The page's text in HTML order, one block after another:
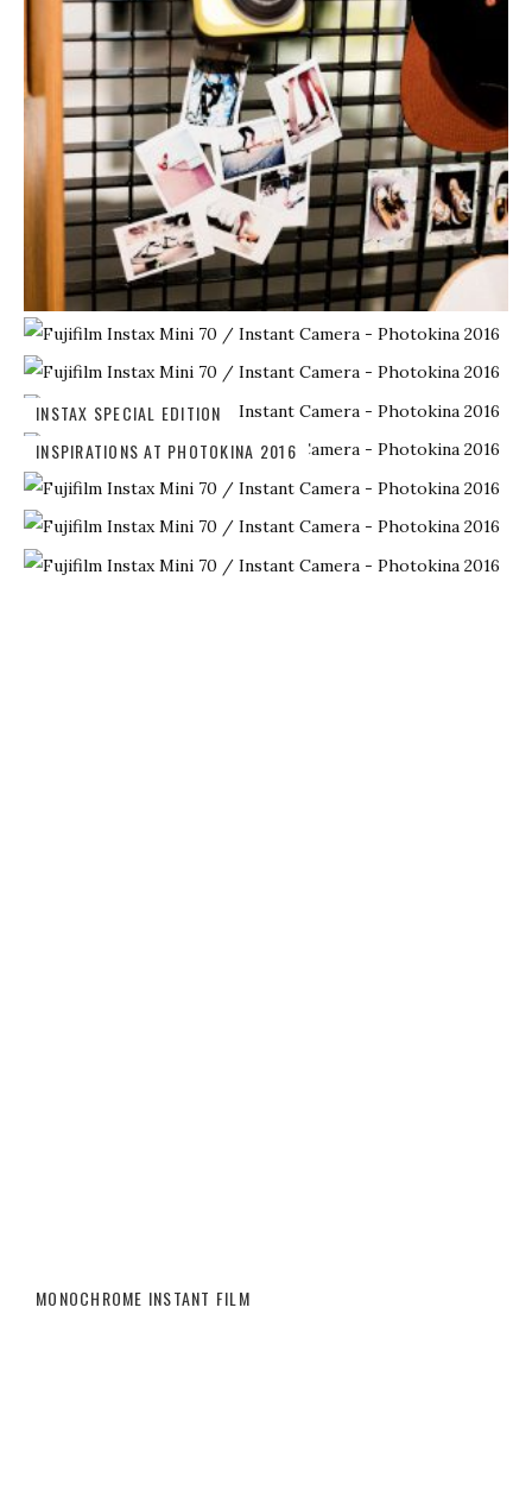
INSTAX SPECIAL EDITION
INSPIRATIONS AT PHOTOKINA 2016